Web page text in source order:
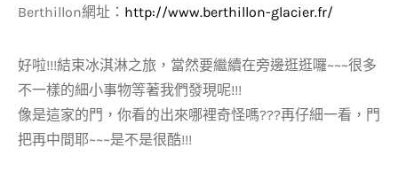
Berthillon網址： http://www.berthillon-glacier.fr/
好啦!!!結束冰淇淋之旅，當然要繼續在旁邊逛逛囉~~~很多
不一樣的細小事物等著我們發現呢!!!
像是這家的門，你看的出來哪裡奇怪嗎???再仔細一看，門
把再中間耶~~~是不是很酷!!!